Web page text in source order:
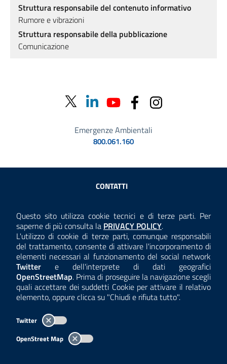
Questo sito utilizza cookie tecnici e di terze parti. Per
saperne di più consulta la Consulta la
PRIVACY POLICY.
L'utilizzo di cookie di terze parti, comunque responsabili
del trattamento, consente di attivare l'incorporamento di
elementi necessari al funzionamento del social network
Twitter e dell'interprete di dati geografici
OpenStreetMap. Prima di proseguire la navigazione scegli
quali accettare dei suddetti Cookie per attivare il relativo
elemento, oppure clicca su "Chiudi e rifiuta tutto".
Twitter
OpenStreet Map
Struttura responsabile del contenuto informativo
Rumore e vibrazioni
Struttura responsabile della pubblicazione
Comunicazione
Emergenze Ambientali
800.061.160
Sezione Link Utili
CONTATTI
ANTICORRUZIONE
ACCESSIBILITÀ
COOKIE E PRIVACY
TEMI A-Z